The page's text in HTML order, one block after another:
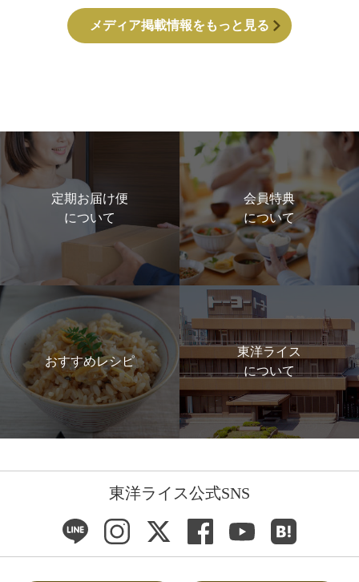
メディア掲載情報をもっと見る
定期お届け便
について
会員特典
について
おすすめレシピ
東洋ライス
について
東洋ライス公式SNS